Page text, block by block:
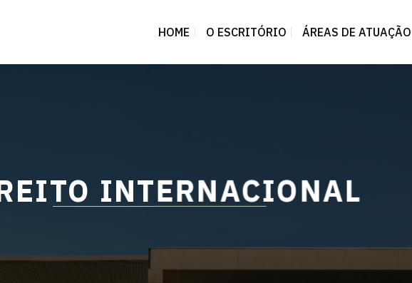
HOME O ESCRITÓRIO ÁREAS DE ATUAÇÃO
INTERNACIONAL